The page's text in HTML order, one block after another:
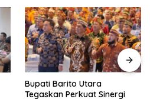
Bupati Barito Utara
Tegaskan Perkuat Sinergi